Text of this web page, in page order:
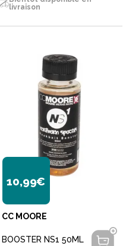
livraison
10,99€
CC MOORE
BOOSTER NS1 50ML